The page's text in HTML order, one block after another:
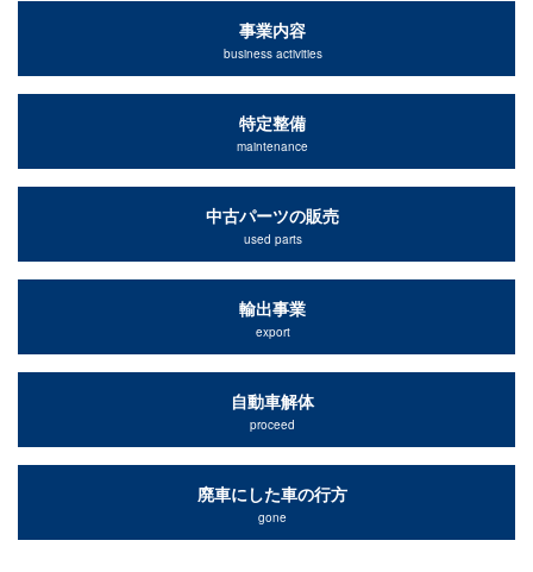
事業内容
business activities
特定整備
maintenance
中古パーツの販売
used parts
輸出事業
export
自動車解体
proceed
廃車にした車の行方
gone